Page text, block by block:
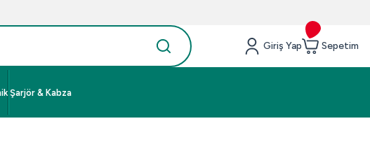
Giriş Yap Sepetim
Şarjör & Kabza